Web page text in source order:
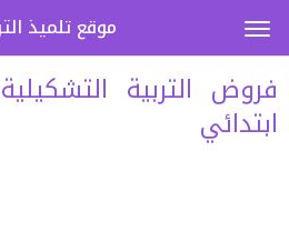
فروض التربية
ابتدائي
موقع تلميذ